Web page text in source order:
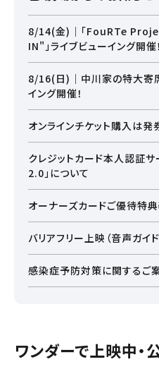
8/14(金)｜「FouRTe
IN"」ライブビューイング開催！
8/16(日)｜中川家の特大寄
イング開催！
オンラインチケット購入は発
クレジットカード本人認証サ
2.0」について
オーナーズカードご優待特
バリアフリー上映（音声ガイ
感染症予防対策に関する
ワンダーで上映中・